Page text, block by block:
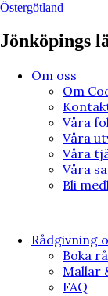
Östergötland
Jönköpings
Om oss
Om
Våra
Våra
Våra
Våra
Bli
Rådgivning
Boka
Mallar
FAQ